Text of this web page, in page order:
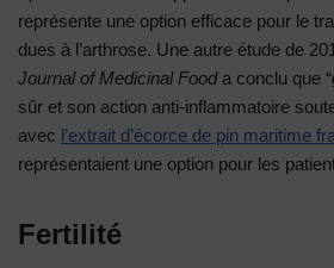
représente une option efficace pour le
dues à l’arthrose. Une autre étude de
Journal of Medicinal Fooda conclu que
sûr et son action anti-inflammatoire
avec l’extrait d’écorce de pin maritime
représentaient une option pour les
Fertilité